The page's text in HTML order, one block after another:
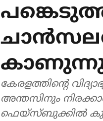
കേരളത്തിന്‍റെ
അന്തസിനും
ഫെയ്സ്ബുക്കിൽ